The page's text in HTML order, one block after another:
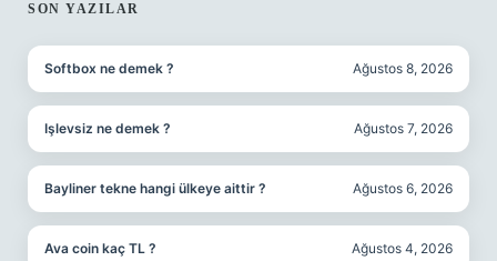
SIDEBAR
SON YAZILAR
Softbox ne demek ? Ağustos 8, 2026
Işlevsiz ne demek ? Ağustos 7, 2026
Bayliner tekne hangi ülkeye aittir ? Ağustos 6, 2026
Ava coin kaç TL ? Ağustos 4, 2026